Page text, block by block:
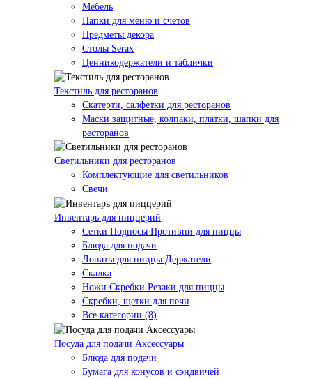
Мебель
Папки для меню и счетов
Предметы декора
Столы Serax
Ценникодержатели и таблички
Текстиль для ресторанов
Скатерти, салфетки для ресторанов
Маски защитные, колпаки, платки, шапки для
ресторанов
Светильники для ресторанов
Комплектующие для светильников
Свечи
Инвентарь для пиццерий
Сетки Подносы Противни для пиццы
Блюда для подачи
Лопаты для пиццы Держатели
Скалка
Ножи Скребки Резаки для пиццы
Скребки, щетки для печи
Все категории (8)
Посуда для подачи Аксессуары
Блюда для подачи
Бумага для конусов и сэндвичей